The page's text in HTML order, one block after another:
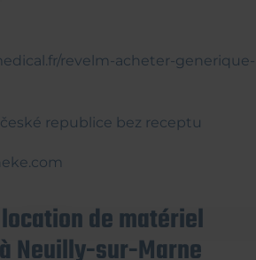
revelm-acheter-generique-
republice bez receptu
de matériel
Neuilly-sur-Marne